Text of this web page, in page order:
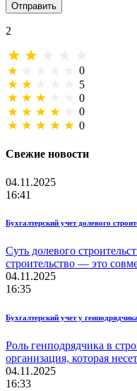
Отправить
2
0
5
0
0
0
Свежие новости
04.11.2025
16:41
Бухгалтерский учет долевого
Суть долевого
строительство — это
04.11.2025
16:35
Бухгалтерский учет у
Роль генподрядчика в
организация, которая
04.11.2025
16:33